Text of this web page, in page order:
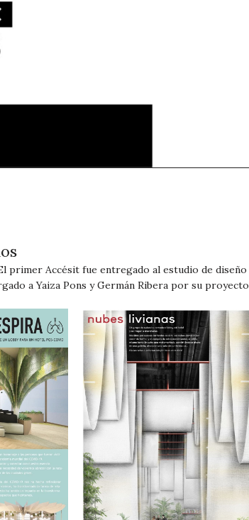
primer Accésit fue entregado al estudio de diseño
a Yaiza Pons y Germán Ribera por su proyecto